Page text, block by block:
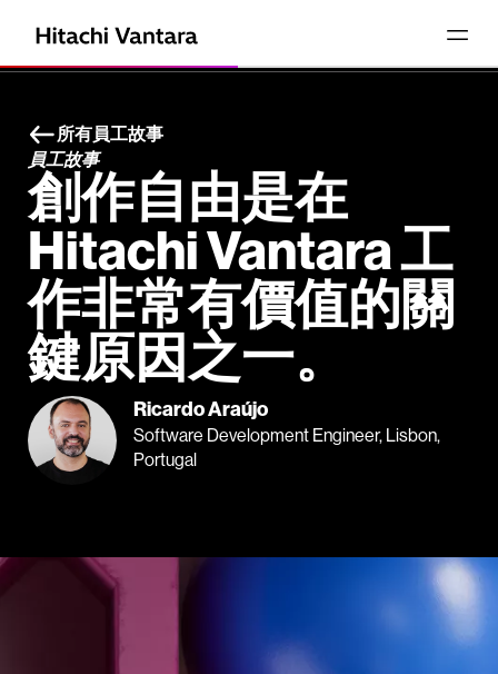
所有員工故事
員工故事
創作自由是在
Hitachi Vantara 工
作非常有價值的關
鍵原因之一。
Ricardo Araújo
Software Development Engineer, Lisbon,
Portugal